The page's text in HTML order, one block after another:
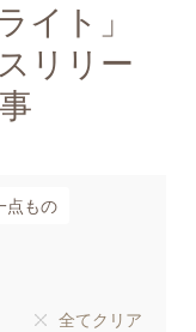
イト」
リリー
点もの
全てクリア